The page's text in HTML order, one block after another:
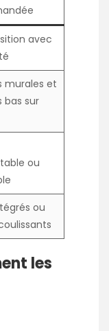
avec
murales et
bas sur
ou
ou
les